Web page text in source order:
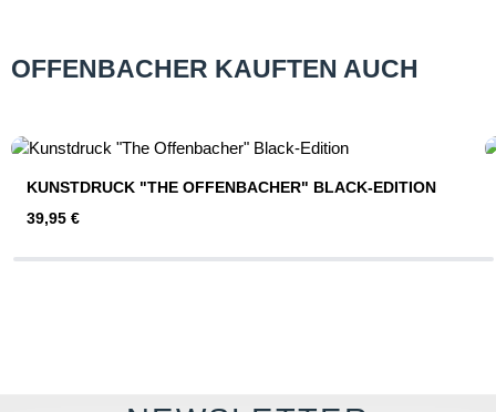
OFFENBACHER KAUFTEN AUCH
KUNSTDRUCK "THE OFFENBACHER" BLACK-EDITION
Regulärer Preis:
39,95 €